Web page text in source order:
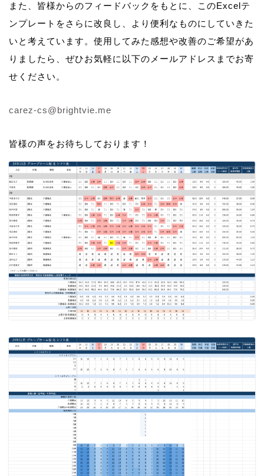
また、皆様からのフィードバックをもとに、このExcelテ
ンプレートをさらに改良し、より便利なものにしていきた
いと考えています。使用してみた感想や改善のご希望があ
りましたら、ぜひお気軽に以下のメールアドレスまでお寄
せください。
carez-cs@brightvie.me
皆様の声をお待ちしております！